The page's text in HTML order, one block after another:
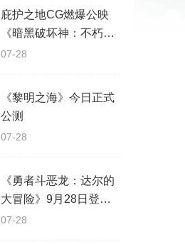
庇护之地CG燃爆公映
《暗黑破坏神：不朽》
今日全平台上线
07-28
《黎明之海》今日正式
公测
07-28
《勇者斗恶龙：达尔的
大冒险》9月28日登陆
苹果谷歌应用商店
07-28